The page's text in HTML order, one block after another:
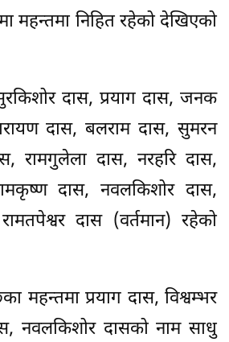
महन्तमा निहित रहेको देखिएको
दास, प्रयाग दास, जनक
दास, बलराम दास, सुमरन
रामगुलेला दास, नरहरि दास,
दास, नवलकिशोर दास,
दास (वर्तमान) रहेको
महन्तमा प्रयाग दास, विश्वम्भर
नवलकिशोर दासको नाम साधु